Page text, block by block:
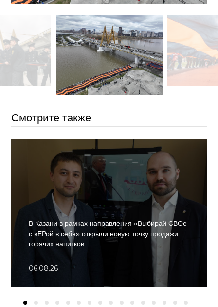
Смотрите также
В Казани в рамках направления «Выбирай СВОе
с вЕРой в себя» открыли новую точку продажи
горячих напитков
06.08.26